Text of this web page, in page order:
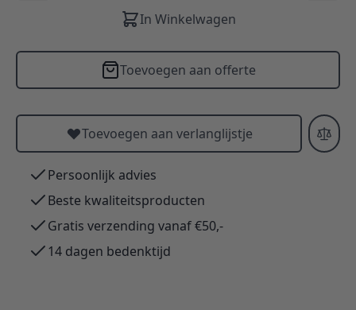
In Winkelwagen
Toevoegen aan offerte
Toevoegen aan verlanglijstje
Persoonlijk advies
Beste kwaliteitsproducten
Gratis verzending vanaf €50,-
14 dagen bedenktijd